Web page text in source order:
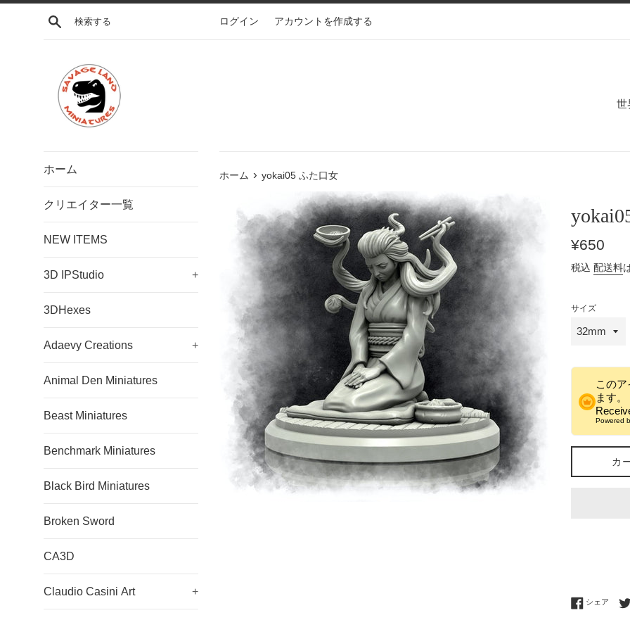
コ
検索する ログイン アカウントを作成する
世
ホーム
クリエイター一覧
NEW ITEMS
3D IPStudio +
3DHexes
Adaevy Creations +
Animal Den Miniatures
Beast Miniatures
Benchmark Miniatures
Black Bird Miniatures
Broken Sword
CA3D
Claudio Casini Art +
ホーム › yokai05 ふた口女
通
価
¥650
税込 配送料
サイズ
この
ます。
Powered
カ
シェア